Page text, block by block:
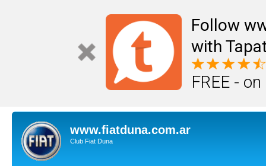
Follow
with
FREE -
www.fiatduna.com.ar
Club Fiat Duna